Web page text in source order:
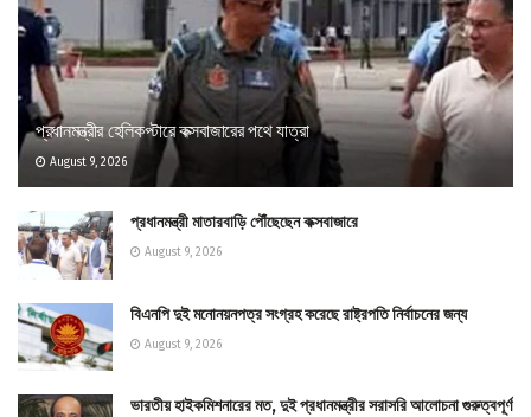
প্রধানমন্ত্রীর হেলিকপ্টারে কক্সবাজারের পথে যাত্রা
August 9, 2026
প্রধানমন্ত্রী মাতারবাড়ি পৌঁছেছেন কক্সবাজারে
August 9, 2026
বিএনপি দুই মনোনয়নপত্র সংগ্রহ করেছে রাষ্ট্রপতি নির্বাচনের জন্য
August 9, 2026
ভারতীয় হাইকমিশনারের মত, দুই প্রধানমন্ত্রীর সরাসরি আলোচনা গুরুত্বপূর্ণ